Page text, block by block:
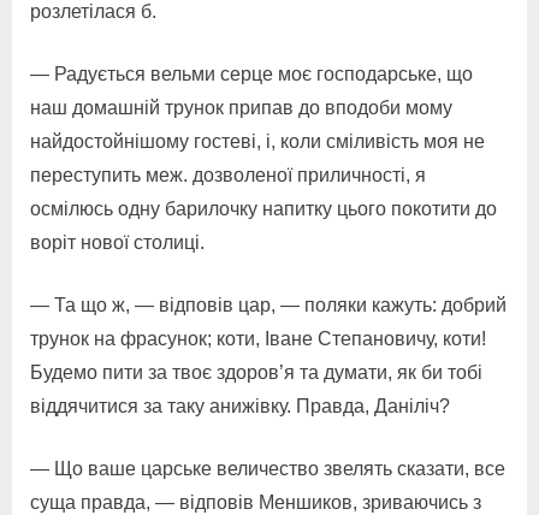
розлетілася б.
— Радується вельми серце моє господарське, що
наш домашній трунок припав до вподоби мому
найдостойнішому гостеві, і, коли сміливість моя не
переступить меж. дозволеної приличності, я
осмілюсь одну барилочку напитку цього покотити до
воріт нової столиці.
— Та що ж, — відповів цар, — поляки кажуть: добрий
трунок на фрасунок; коти, Іване Степановичу, коти!
Будемо пити за твоє здоров’я та думати, як би тобі
віддячитися за таку анижівку. Правда, Даніліч?
— Що ваше царське величество звелять сказати, все
суща правда, — відповів Меншиков, зриваючись з